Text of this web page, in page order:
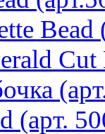
Bead
Cut
(арт.